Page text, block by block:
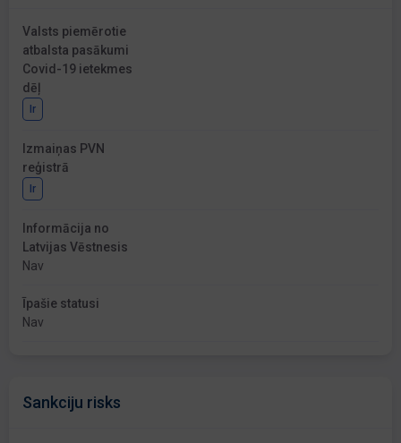
Valsts piemērotie
atbalsta pasākumi
Covid-19 ietekmes
dēļ
Ir
Izmaiņas PVN
reģistrā
Ir
Informācija no
Latvijas Vēstnesis
Nav
Īpašie statusi
Nav
Sankciju risks